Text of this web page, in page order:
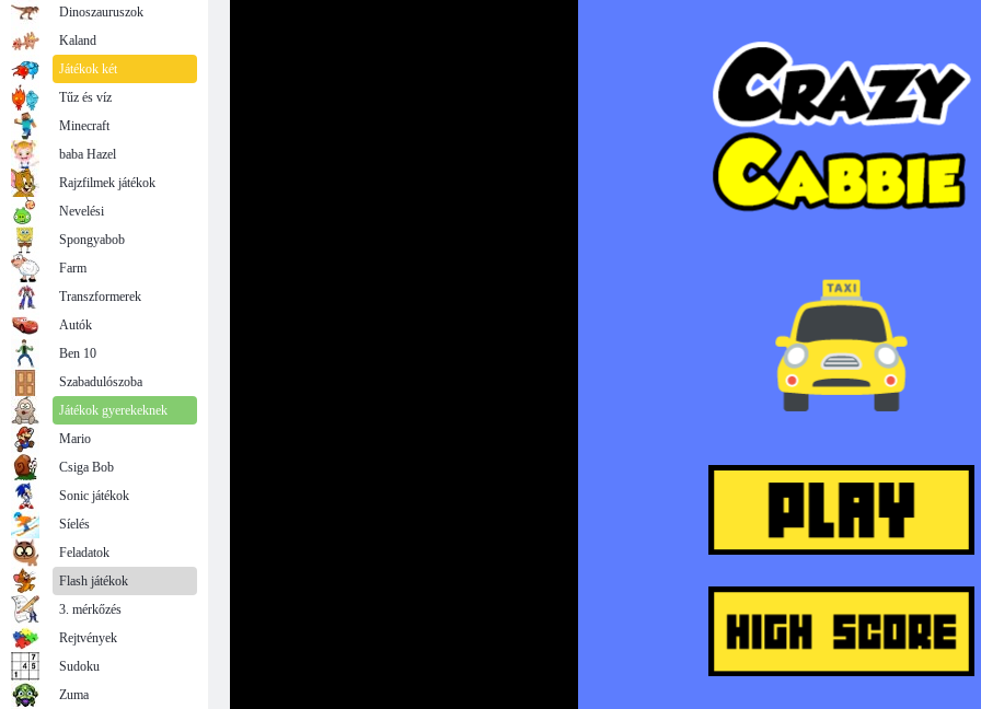
Dinoszauruszok
Kaland
Játékok két
Tűz és víz
Minecraft
baba Hazel
Rajzfilmek játékok
Nevelési
Spongyabob
Farm
Transzformerek
Autók
Ben 10
Szabadulószoba
Játékok gyerekeknek
Mario
Csiga Bob
Sonic játékok
Síelés
Feladatok
Flash játékok
3. mérkőzés
Rejtvények
Sudoku
Zuma